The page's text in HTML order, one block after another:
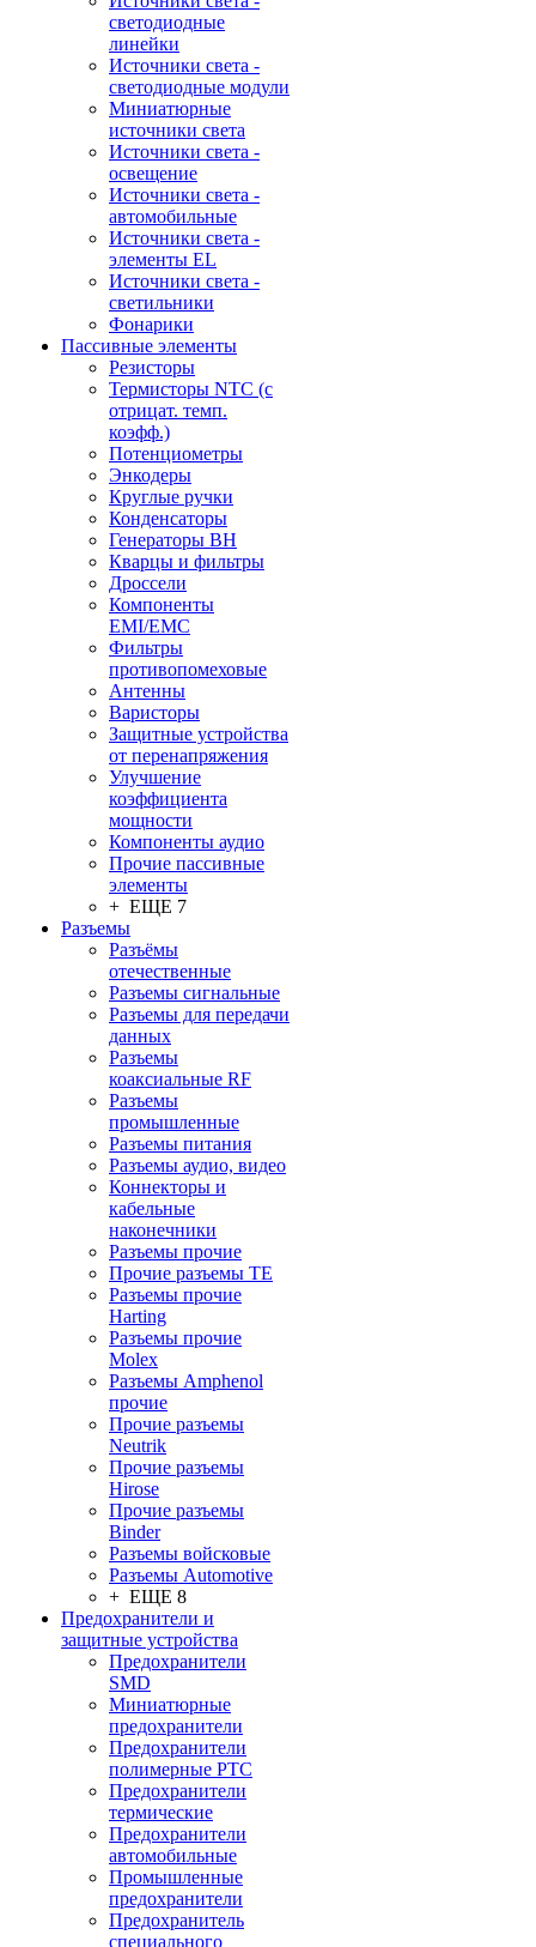
светодиодные
линейки
Источники света -
светодиодные модули
Миниатюрные
источники света
Источники света -
освещение
Источники света -
автомобильные
Источники света -
элементы EL
Источники света -
светильники
Фонарики
Пассивные элементы
Резисторы
Термисторы NTC (с
отрицат. темп.
коэфф.)
Потенциометры
Энкодеры
Круглые ручки
Конденсаторы
Генераторы ВН
Кварцы и фильтры
Дроссели
Компоненты
EMI/EMC
Фильтры
противопомеховые
Антенны
Варисторы
Защитные устройства
от перенапряжения
Улучшение
коэффициента
мощности
Компоненты аудио
Прочие пассивные
элементы
+ ЕЩЕ 7
Разъeмы
Разъёмы
отечественные
Разъeмы сигнальные
Разъeмы для передачи
данных
Разъeмы
коаксиальные RF
Разъeмы
промышленные
Разъeмы питания
Разъeмы аудио, видео
Коннекторы и
кабельные
наконечники
Разъeмы прочие
Прочие разъемы TE
Разъемы прочие
Harting
Разъемы прочие
Molex
Разъемы Amphenol
прочие
Прочие разъемы
Neutrik
Прочие разъемы
Hirose
Прочие разъемы
Binder
Разъемы войсковые
Разъeмы Automotive
+ ЕЩЕ 8
Предохранители и
защитные устройства
Предохранители
SMD
Миниатюрные
предохранители
Предохранители
полимерные PTC
Предохранители
термические
Предохранители
автомобильные
Промышленные
предохранители
Предохранитель
специального